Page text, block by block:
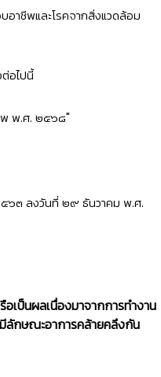
าชีพและโรคจากสิ่งแวดล้อม
อไปนี้
พ พ.ศ. ๒๕๖๘"
๕๖๓ ลงวันที่ ๒๙ ธันวาคม พ.ศ.
เป็นผลเนื่องมาจากการทำงาน
ลักษณะอาการคล้ายคลึงกัน